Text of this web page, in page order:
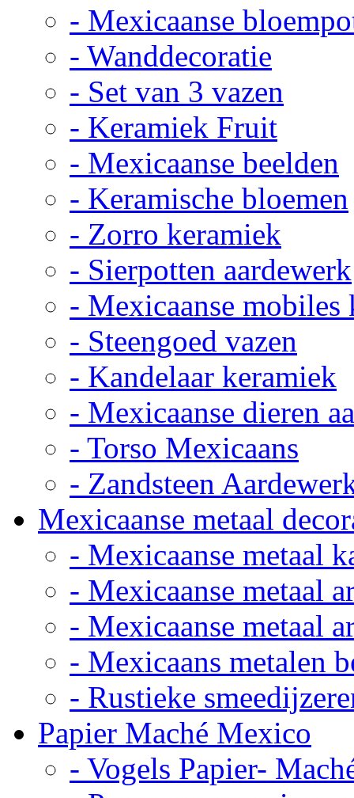
- Mexicaanse
- Wanddecoratie
- Set van 3 vazen
- Keramiek Fruit
- Mexicaanse beelden
- Keramische bloemen
- Zorro keramiek
- Sierpotten aardewerk
- Mexicaanse mobiles
- Steengoed vazen
- Kandelaar keramiek
- Mexicaanse dieren
- Torso Mexicaans
- Zandsteen
Mexicaanse metaal
- Mexicaanse metaal
- Mexicaanse metaal
- Mexicaanse metaal
- Mexicaans metalen
- Rustieke
Papier Maché Mexico
- Vogels Papier-